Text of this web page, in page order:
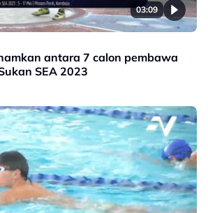
03:09
antara 7 calon pembawa
SEA 2023